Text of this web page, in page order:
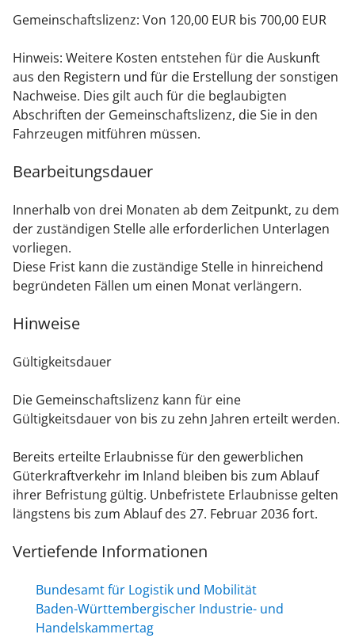
Gemeinschaftslizenz: Von 120,00 EUR bis 700,00 EUR
Hinweis: Weitere Kosten entstehen für die Auskunft
aus den Registern und für die Erstellung der sonstigen
Nachweise. Dies gilt auch für die beglaubigten
Abschriften der Gemeinschaftslizenz, die Sie in den
Fahrzeugen mitführen müssen.
Bearbeitungsdauer
Innerhalb von drei Monaten ab dem Zeitpunkt, zu dem
der zuständigen Stelle alle erforderlichen Unterlagen
vorliegen.
Diese Frist kann die zuständige Stelle in hinreichend
begründeten Fällen um einen Monat verlängern.
Hinweise
Gültigkeitsdauer
Die Gemeinschaftslizenz kann für eine
Gültigkeitsdauer von bis zu zehn Jahren erteilt werden.
Bereits erteilte Erlaubnisse für den gewerblichen
Güterkraftverkehr im Inland bleiben bis zum Ablauf
ihrer Befristung gültig. Unbefristete Erlaubnisse gelten
längstens bis zum Ablauf des 27. Februar 2036 fort.
Vertiefende Informationen
Bundesamt für Logistik und Mobilität
Baden-Württembergischer Industrie- und
Handelskammertag